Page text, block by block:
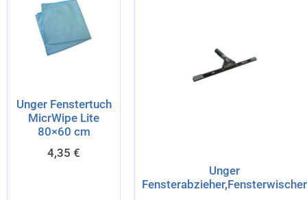
Unger Fenstertuch
MicrWipe Lite
80×60 cm
4,35 €
Unger
Fensterabzieher,Fensterwischer